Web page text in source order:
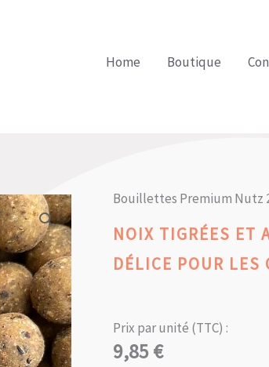
Home Boutique
Bouillettes Premium Nutz
NOIX TIGRÉES ET
DÉLICE POUR LES
Prix par unité (TTC) :
9,85€